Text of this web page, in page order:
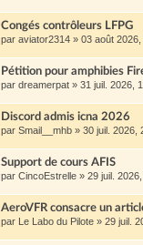
Congés contrôleurs LFPG
par aviator2314 » 03 août
Pétition pour amphibies
par dreamerpat » 31 juil. 2026,
Discord admis icna 2026
par Smail__mhb » 30 juil. 2026,
Support de cours AFIS
par CincoEstrelle » 29 juil.
AeroVFR consacre un
par Le Labo du Pilote » 29 juil.